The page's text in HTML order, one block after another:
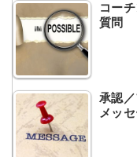
コー
質問
承認
メッ